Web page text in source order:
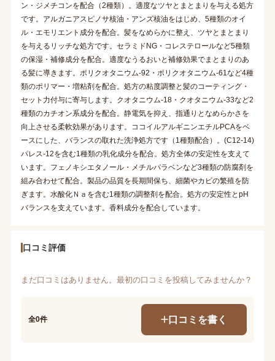
ン・ジメチコンを配合（2種類）。適度なツヤとまとまりを与える処方
です。アルガニアスピノサ核油・アンズ核油をはじめ、5種類のオイ
ル・エモリエント成分を配合。髪をなめらかに整え、ツヤとまとまり
を与えるリッチな処方です。セラミドNG・コレステロールなど5種類
の保湿・補修成分を配合。適度なうるおいと補修効果でまとまりのあ
る髪に導きます。ポリクオタニウム-92・ポリクオタニウム-61など4種
類のポリマー・増粘剤を配合。処方の粘度調整と髪のコーティング・
セット力付与に寄与します。クオタニウム-18・クオタニウム-33など2
種類のカチオン系成分を配合。静電気を抑え、指通りとなめらかさを
向上させる柔軟効果があります。ココイルアルギニンエチルPCAをベ
ースにした、バランスの取れた洗浄処方です（1種類配合）。(C12-14)
パレス-12を含む1種類の乳化成分を配合。処方全体の安定性を支えて
います。フェノキシエタノール・メチルパラベンなど3種類の防腐剤を
組み合わせて配合。製品の品質を長期間保ち、細菌やカビの繁殖を防
ぎます。水酸化Ｎａを含む1種類の調整剤を配合。処方の安定性とpH
バランスを支えています。香料成分を配合しています。
口コミ評価
まだ口コミはありません。最初の口コミを投稿してみませんか？
全0件 口コミを書く